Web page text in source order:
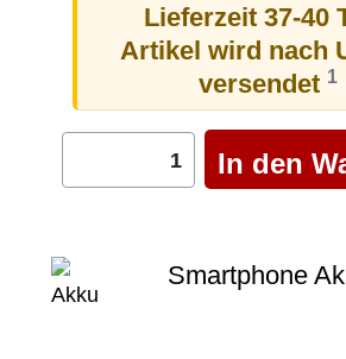
Lieferzeit 37-40
Artikel wird nach
versendet 1
Smartphone